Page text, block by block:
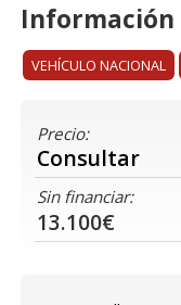
Información
VEHÍCULO NACIONAL
Precio:
Consultar
Sin financiar:
13.100€